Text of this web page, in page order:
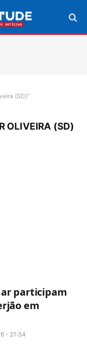
(SD)"
OLIVEIRA (SD)
participam
em
- 21:34